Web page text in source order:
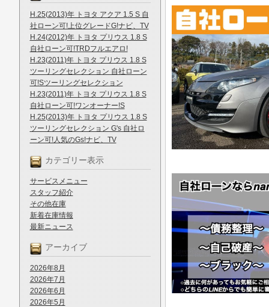
H.25(2013)年 トヨタ アクア 1.5 S 自
社ローン可!上位グレードG!ナビ、TV
H.24(2012)年 トヨタ プリウス 1.8 S
自社ローン可!TRDフルエアロ!
H.23(2011)年 トヨタ プリウス 1.8 S
ツーリングセレクション 自社ローン
可!Sツーリングセレクション
H.23(2011)年 トヨタ プリウス 1.8 S
自社ローン可!ワンオーナー!S
H.25(2013)年 トヨタ プリウス 1.8 S
ツーリングセレクション G's 自社ロ
ーン可!人気のGs!ナビ、TV
カテゴリー表示
サービスメニュー
スタッフ紹介
その他在庫
新着在庫情報
最新ニュース
アーカイブ
2026年8月
2026年7月
2026年6月
2026年5月